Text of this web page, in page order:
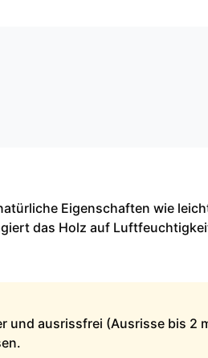
Eigenschaften wie
das Holz auf
und ausrissfrei (Ausrisse bis 2